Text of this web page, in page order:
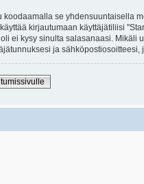
koodaamalla se yhdensuuntaisella
kirjautumaan käyttäjätiliisi
ei kysy sinulta salasanaasi. Mikäli
ja